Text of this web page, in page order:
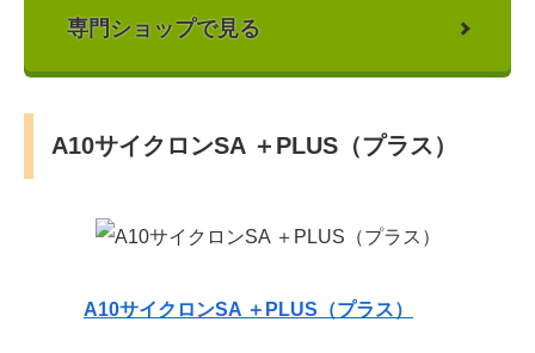
専門ショップで見る
A10サイクロンSA ＋PLUS（プラス）
A10サイクロンSA ＋PLUS（プラス）